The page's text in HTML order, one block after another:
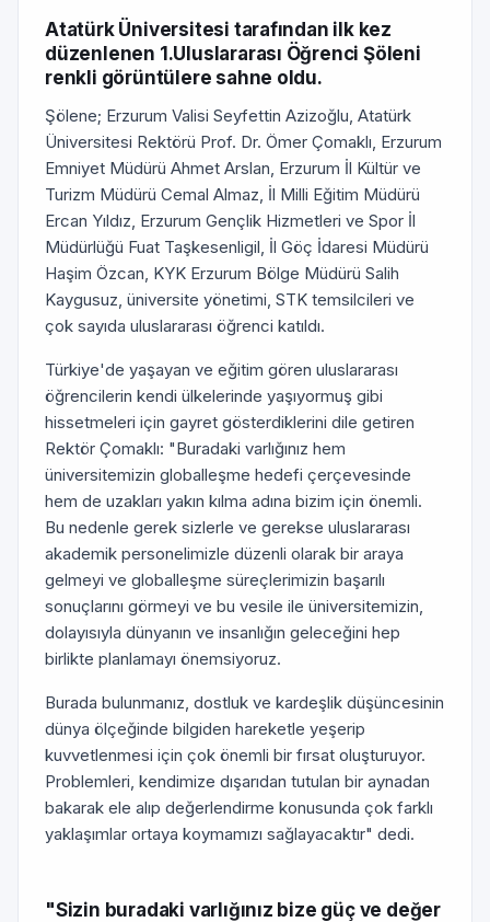
Atatürk Üniversitesi tarafından ilk kez
düzenlenen 1.Uluslararası Öğrenci Şöleni
renkli görüntülere sahne oldu.
Şölene; Erzurum Valisi Seyfettin Azizoğlu, Atatürk
Üniversitesi Rektörü Prof. Dr. Ömer Çomaklı, Erzurum
Emniyet Müdürü Ahmet Arslan, Erzurum İl Kültür ve
Turizm Müdürü Cemal Almaz, İl Milli Eğitim Müdürü
Ercan Yıldız, Erzurum Gençlik Hizmetleri ve Spor İl
Müdürlüğü Fuat Taşkesenligil, İl Göç İdaresi Müdürü
Haşim Özcan, KYK Erzurum Bölge Müdürü Salih
Kaygusuz, üniversite yönetimi, STK temsilcileri ve
çok sayıda uluslararası öğrenci katıldı.
Türkiye'de yaşayan ve eğitim gören uluslararası
öğrencilerin kendi ülkelerinde yaşıyormuş gibi
hissetmeleri için gayret gösterdiklerini dile getiren
Rektör Çomaklı: "Buradaki varlığınız hem
üniversitemizin globalleşme hedefi çerçevesinde
hem de uzakları yakın kılma adına bizim için önemli.
Bu nedenle gerek sizlerle ve gerekse uluslararası
akademik personelimizle düzenli olarak bir araya
gelmeyi ve globalleşme süreçlerimizin başarılı
sonuçlarını görmeyi ve bu vesile ile üniversitemizin,
dolayısıyla dünyanın ve insanlığın geleceğini hep
birlikte planlamayı önemsiyoruz.
Burada bulunmanız, dostluk ve kardeşlik düşüncesinin
dünya ölçeğinde bilgiden hareketle yeşerip
kuvvetlenmesi için çok önemli bir fırsat oluşturuyor.
Problemleri, kendimize dışarıdan tutulan bir aynadan
bakarak ele alıp değerlendirme konusunda çok farklı
yaklaşımlar ortaya koymamızı sağlayacaktır" dedi.
"Sizin buradaki varlığınız bize güç ve değer